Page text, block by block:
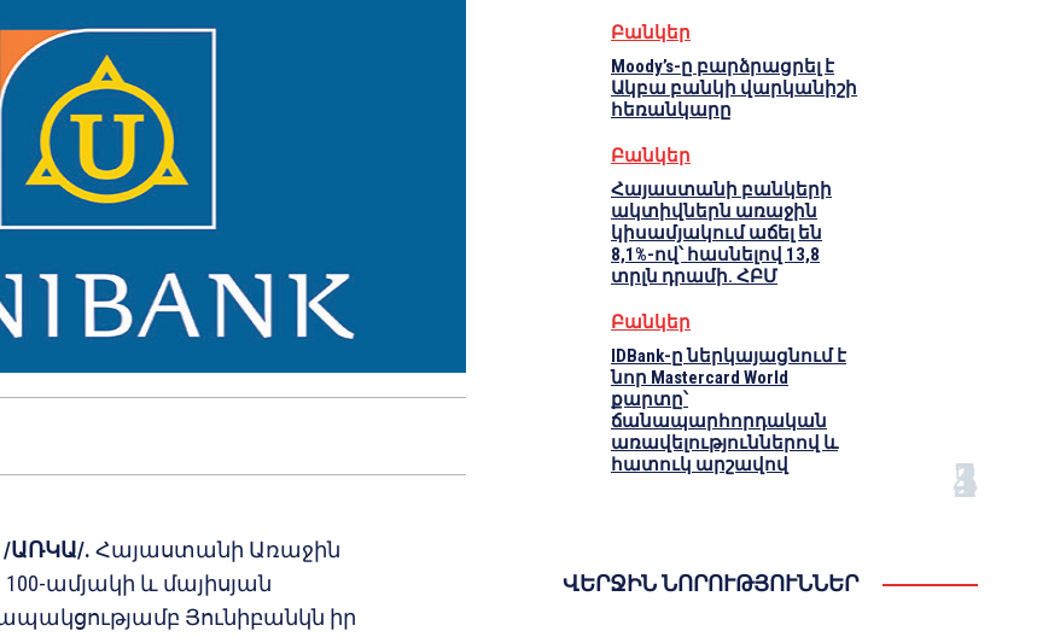
/ԱՌԿԱ/. Հայաստանի Առաջին
ամյակի և մայիսյան
Յունիբանկն իր
Բանկեր
Moody’s-ը բարձրացրել է
Ակբա բանկի վարկանիշի
հեռանկարը
Բանկեր
Հայաստանի բանկերի
ակտիվներն առաջին
կիսամյակում աճել են
8,1%-ով՝ հասնելով 13,8
տրլն դրամի. ՀԲՄ
Բանկեր
IDBank-ը ներկայացնում է
նոր Mastercard World
քարտը՝
ճանապարհորդական
առավելություններով և
հատուկ արշավով
ՎԵՐՋԻՆ ՆՈՐՈՒԹՅՈՒՆՆԵՐ